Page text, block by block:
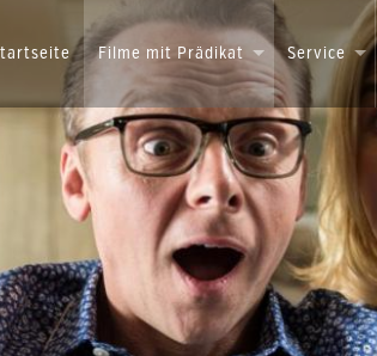
Filme mit Prädikat Service